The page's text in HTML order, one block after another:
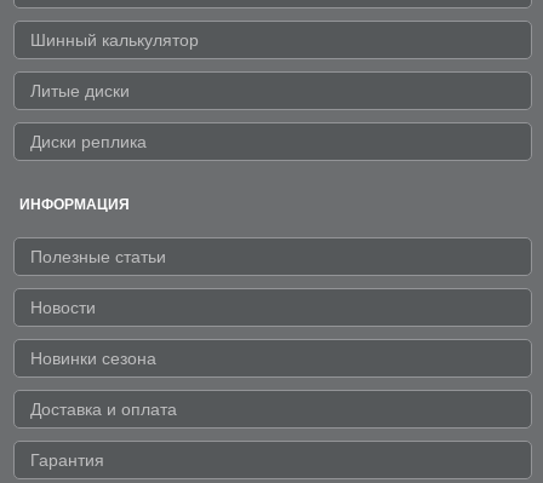
Шинный калькулятор
Литые диски
Диски реплика
ИНФОРМАЦИЯ
Полезные статьи
Новости
Новинки сезона
Доставка и оплата
Гарантия